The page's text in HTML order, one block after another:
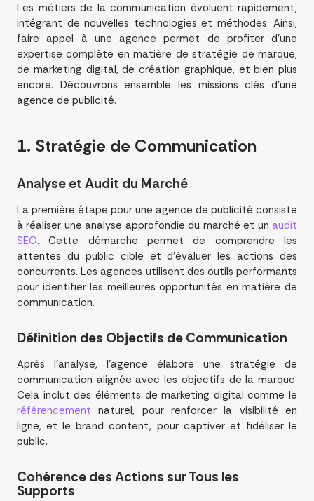
Les métiers de la communication évoluent rapidement,
intégrant de nouvelles technologies et méthodes. Ainsi,
faire appel à une agence permet de profiter d’une
expertise complète en matière de stratégie de marque,
de marketing digital, de création graphique, et bien plus
encore. Découvrons ensemble les missions clés d’une
agence de publicité.
1. Stratégie de Communication
Analyse et Audit du Marché
La première étape pour une agence de publicité consiste
à réaliser une analyse approfondie du marché et un audit
SEO. Cette démarche permet de comprendre les
attentes du public cible et d’évaluer les actions des
concurrents. Les agences utilisent des outils performants
pour identifier les meilleures opportunités en matière de
communication.
Définition des Objectifs de Communication
Après l’analyse, l’agence élabore une stratégie de
communication alignée avec les objectifs de la marque.
Cela inclut des éléments de marketing digital comme le
référencement naturel, pour renforcer la visibilité en
ligne, et le brand content, pour captiver et fidéliser le
public.
Cohérence des Actions sur Tous les
Supports